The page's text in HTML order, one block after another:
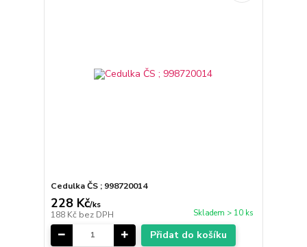
Cedulka ČS ; 998720014
228 Kč/ks
188 Kč bez DPH Skladem > 10 ks
Přidat do košíku